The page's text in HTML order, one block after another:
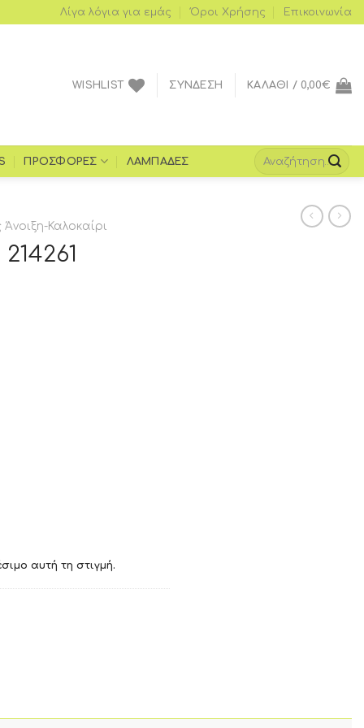
Λίγα λόγια για εμάς Όροι Xρήσης Επικοινωνία
WISHLIST ΣΎΝΔΕΣΗ ΚΑΛΆΘΙ / 0,00€
ΠΡΟΣΦΟΡΈΣ ΛΑΜΠΆΔΕΣ
Καλοκαίρι
αυτή τη στιγμή.